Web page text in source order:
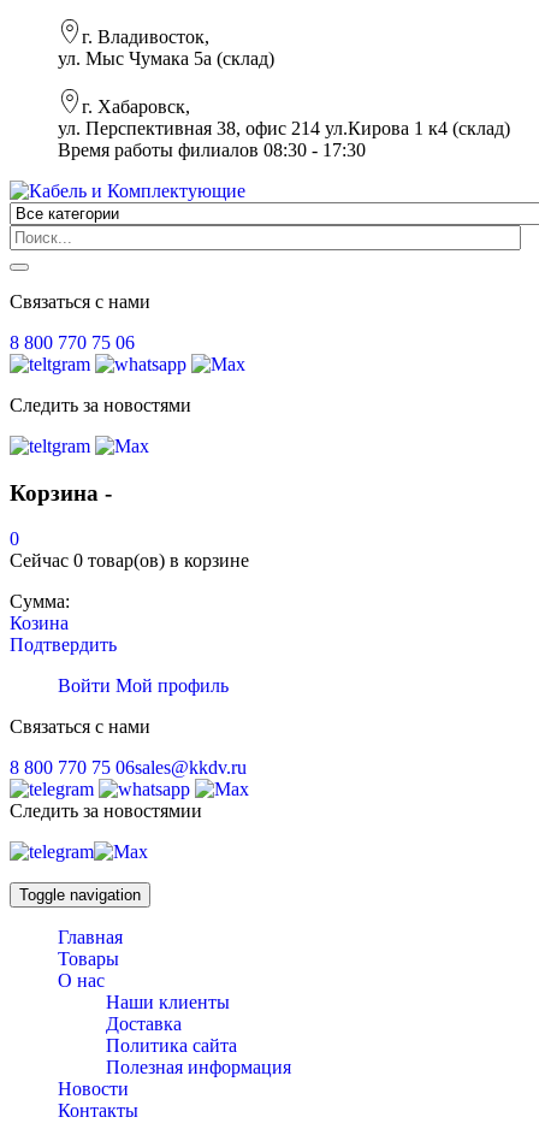
г. Владивосток,
ул. Мыс Чумака 5а (склад)
г. Хабаровск,
ул. Перспективная 38, офис 214 ул.Кирова 1 к4 (склад)
Время работы филиалов 08:30 - 17:30
Связаться с нами
8 800 770 75 06
Следить за новостями
Корзина -
0
Сейчас 0 товар(ов) в корзине
Сумма:
Козина
Подтвердить
Войти Мой профиль
Связаться с нами
8 800 770 75 06sales@kkdv.ru
Следить за новостямии
Toggle navigation
Главная
Товары
О нас
Наши клиенты
Доставка
Политика сайта
Полезная информация
Новости
Контакты